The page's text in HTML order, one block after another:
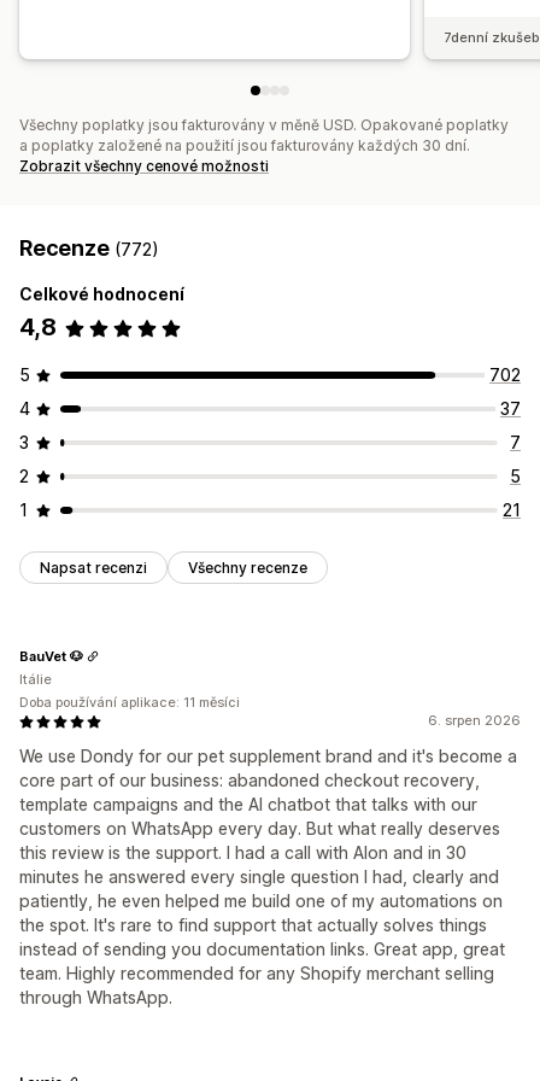
7denní
Všechny poplatky jsou fakturovány v měně USD. Opakované poplatky
a poplatky založené na použití jsou fakturovány každých 30 dní.
Zobrazit všechny cenové možnosti
Recenze (772)
Celkové hodnocení
4,8
5
702
4
37
3
7
2
5
1
21
Napsat recenzi Všechny recenze
6. srpen 2026
We use Dondy for our pet supplement brand and it's become a
core part of our business: abandoned checkout recovery,
template campaigns and the AI chatbot that talks with our
customers on WhatsApp every day. But what really deserves
this review is the support. I had a call with Alon and in 30
minutes he answered every single question I had, clearly and
patiently, he even helped me build one of my automations on
the spot. It's rare to find support that actually solves things
instead of sending you documentation links. Great app, great
team. Highly recommended for any Shopify merchant selling
through WhatsApp.
BauVet 🐶
Itálie
Doba používání aplikace: 11 měsíci